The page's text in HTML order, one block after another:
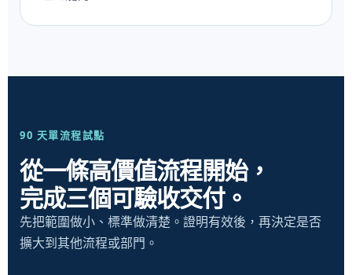
90 天單流程試點
從一條高價值流程開始，
完成三個可驗收交付。
先把範圍做小、標準做清楚。證明有效後，再決定是否
擴大到其他流程或部門。